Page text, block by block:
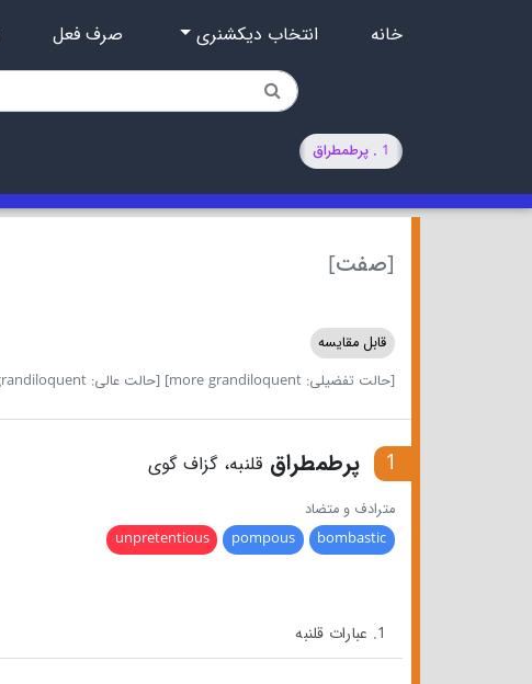
خانه انتخاب دیکشنری صرف فعل
1 . پرطمطراق
[صفت]
قابل مقایسه
[حالت تفضیلی: more grandiloquent]
[حالت عالی: most grandiloquent]
1 پرطمطراق قلنبه، گزاف گوی
مترادف و متضاد
bombastic
pompous
unpretentious
1. عبارات قلنبه